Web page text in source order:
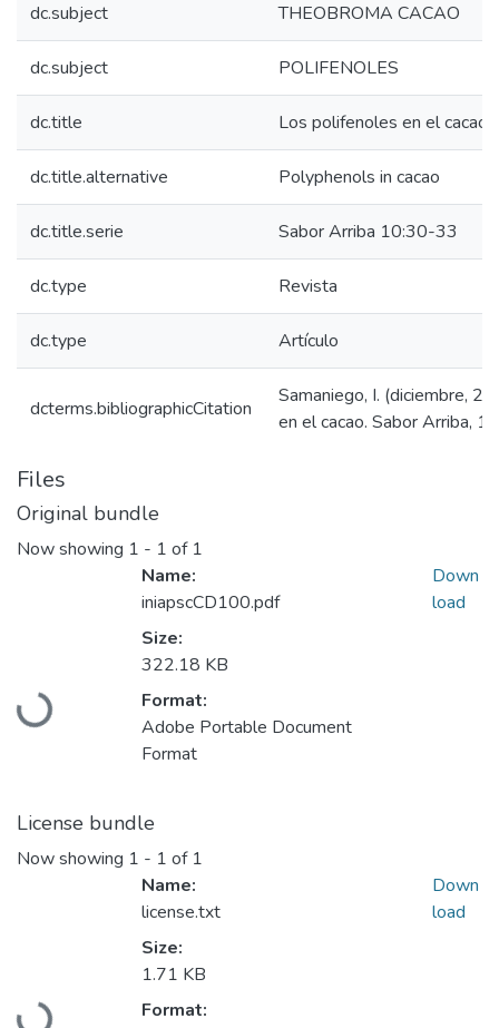
dc.subject THEOBROMA CACAO
dc.subject POLIFENOLES
dc.title Los polifenoles en el cacao
dc.title.alternative Polyphenols in cacao
dc.title.serie Sabor Arriba 10:30-33
dc.type Revista
dc.type Artículo
dcterms.bibliographicCitation
Samaniego, I. (diciembre,
en el cacao. Sabor Arriba,
Files
Original bundle
Now showing 1 - 1 of 1
Loading...
Name:
iniapscCD100.pdf
Size:
322.18 KB
Format:
Adobe Portable Document
Format
Down
load
License bundle
Now showing 1 - 1 of 1
Loading...
Name:
license.txt
Size:
1.71 KB
Format:
Down
load